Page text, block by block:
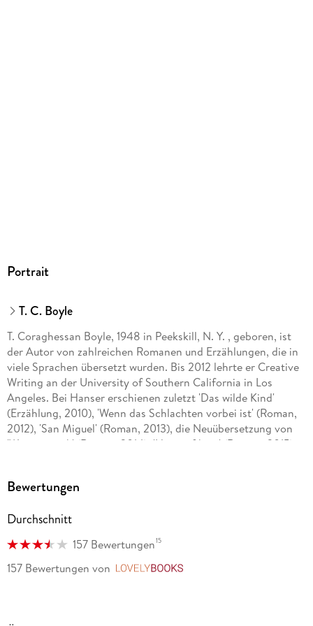
Portrait
T. C. Boyle
T. Coraghessan Boyle, 1948 in Peekskill, N. Y. , geboren, ist
der Autor von zahlreichen Romanen und Erzählungen, die in
viele Sprachen übersetzt wurden. Bis 2012 lehrte er Creative
Writing an der University of Southern California in Los
Angeles. Bei Hanser erschienen zuletzt 'Das wilde Kind'
(Erzählung, 2010), 'Wenn das Schlachten vorbei ist' (Roman,
2012), 'San Miguel' (Roman, 2013), die Neuübersetzung von
'Wassermusik' (Roman, 2014), 'Hart auf hart' (Roman, 2015),
2018), 'Das Licht' (Roman, 2019), 'Sind wir nicht Menschen'
Skies' (Roman, 2023).
Bewertungen
Durchschnitt
157 Bewertungen15
157 Bewertungen von